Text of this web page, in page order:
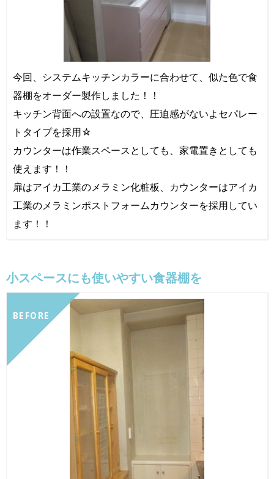
今回、システムキッチンカラーに合わせて、似た色で食
器棚をオーダー製作しました！！
キッチン背面への設置なので、圧迫感がないよセパレー
トタイプを採用☆
カウンターは作業スペースとしても、家電置きとしても
使えます！！
扉はアイカ工業のメラミン化粧板、カウンターはアイカ
工業のメラミンポストフォームカウンターを採用してい
ます！！
小スペースにも使いやすい食器棚を
BEFORE